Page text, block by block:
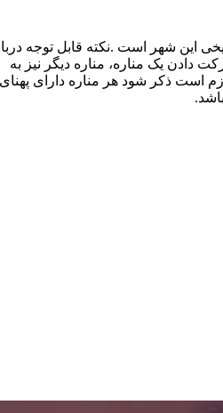
این شهر است .نکته قابل توجه
دادن یک مناره، مناره دیگر نیز به
ذکر شود هر مناره دارای پهنای